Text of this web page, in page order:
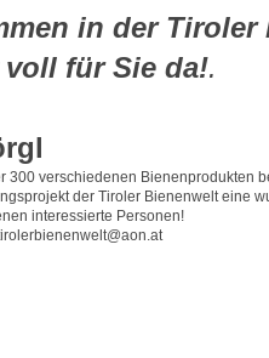
in der Tiroler
für Sie da!.
300 verschiedenen Bienenprodukten
der Tiroler Bienenwelt eine
interessierte Personen!